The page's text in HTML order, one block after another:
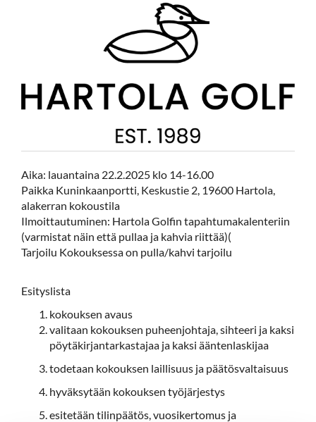
Aika: lauantaina 22.2.2025 klo 14-16.00
Paikka Kuninkaanportti, Keskustie 2, 19600 Hartola,
alakerran kokoustila
Ilmoittautuminen: Hartola Golfin tapahtumakalenteriin
(varmistat näin että pullaa ja kahvia riittää)(
Tarjoilu Kokouksessa on pulla/kahvi tarjoilu
Esityslista
kokouksen avaus
valitaan kokouksen puheenjohtaja, sihteeri ja kaksi
pöytäkirjantarkastajaa ja kaksi ääntenlaskijaa
todetaan kokouksen laillisuus ja päätösvaltaisuus
hyväksytään kokouksen työjärjestys
esitetään tilinpäätös, vuosikertomus ja